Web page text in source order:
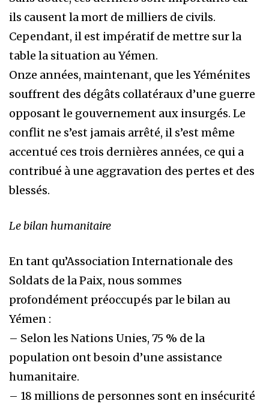
ils causent la mort de milliers de civils.
Cependant, il est impératif de mettre sur la
table la situation au Yémen.
Onze années, maintenant, que les Yéménites
souffrent des dégâts collatéraux d’une guerre
opposant le gouvernement aux insurgés. Le
conflit ne s’est jamais arrêté, il s’est même
accentué ces trois dernières années, ce qui a
contribué à une aggravation des pertes et des
blessés.
Le bilan humanitaire
En tant qu’Association Internationale des
Soldats de la Paix, nous sommes
profondément préoccupés par le bilan au
Yémen :
– Selon les Nations Unies, 75 % de la
population ont besoin d’une assistance
humanitaire.
– 18 millions de personnes sont en insécurité